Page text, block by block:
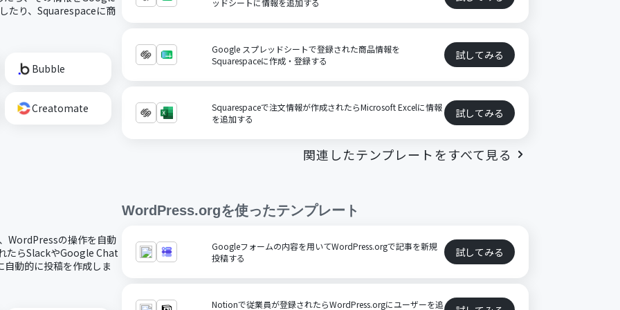
たり、Squarespaceに商
Bubble
Creatomate
ッドシートに情報を追加する
Google スプレッドシートで登録された商品情報を
Squarespaceに作成・登録する
試してみる
Squarespaceで注文情報が作成されたらMicrosoft Excelに情報
を追加する
試してみる
関連したテンプレートをすべて見る
WordPressの操作を自動
たらSlackやGoogle Chat
動的に投稿を作成しま
WordPress.orgを使ったテンプレート
Googleフォームの内容を用いてWordPress.orgで記事を新規
投稿する
試してみる
Notionで従業員が登録されたらWordPress.orgにユーザーを追